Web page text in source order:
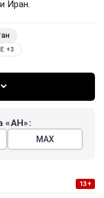
Иран.
+3
«АН»:
МАХ
13+